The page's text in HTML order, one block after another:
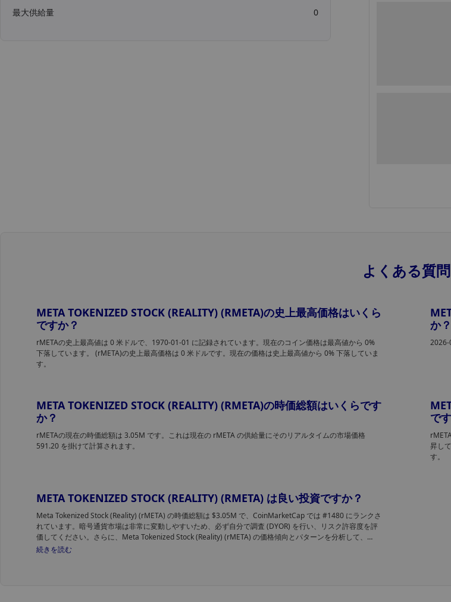
最大供給量 0
よくある質問
META TOKENIZED STOCK (REALITY) (RMETA)の史上最高価格はいくら
ですか？
rMETAの史上最高値は 0 米ドルで、1970-01-01 に記録されています。現在のコイン価格は最高値から 0%
下落しています。 (rMETA)の史上最高価格は 0 米ドルです。現在の価格は史上最高値から 0% 下落していま
す。
か？
2026-
META TOKENIZED STOCK (REALITY) (RMETA)の時価総額はいくらです
か？
rMETAの現在の時価総額は 3.05M です。これは現在の rMETA の供給量にそのリアルタイムの市場価格
591.20 を掛けて計算されます。
で
昇し
す。
META TOKENIZED STOCK (REALITY) (RMETA) は良い投資ですか？
Meta Tokenized Stock (Reality) (rMETA) の時価総額は $3.05M で、CoinMarketCap では #1480 にランクさ
れています。暗号通貨市場は非常に変動しやすいため、必ず自分で調査 (DYOR) を行い、リスク許容度を評
価してください。さらに、Meta Tokenized Stock (Reality) (rMETA) の価格傾向とパターンを分析して、
rMETA を購入する最適な時期を見つけます。
続きを読む